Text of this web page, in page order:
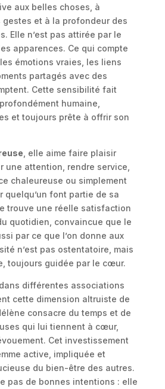
aux belles choses, à
gestes et à la profondeur des
Elle n’est pas attirée par le
apparences. Ce qui compte
émotions vraies, les liens
partagés avec des
Cette sensibilité fait
humaine,
et toujours prête à offrir son
, elle aime faire plaisir
une attention, rendre service,
chaleureuse ou simplement
quelqu’un font partie de sa
trouve une réelle satisfaction
quotidien, convaincue que le
par ce que l’on donne aux
n’est pas ostentatoire, mais
toujours guidée par le cœur.
différentes associations
cette dimension altruiste de
consacre du temps et de
qui lui tiennent à cœur,
Cet investissement
active, impliquée et
du bien-être des autres.
pas de bonnes intentions : elle